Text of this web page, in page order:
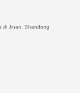
di Jinan, Shandong